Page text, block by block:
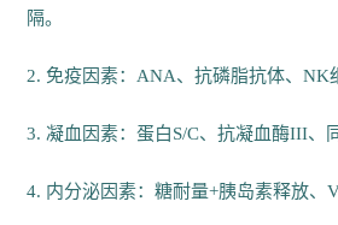
隔。
2. 免疫因素：ANA、抗磷脂抗体、NK
3. 凝血因素：蛋白S/C、抗凝血酶III、
4. 内分泌因素：糖耐量+胰岛素释放、